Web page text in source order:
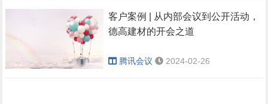
会议窗口和参会人列
表中实时可见。
安全便捷的会
业可以调用腾讯会议
API，实现在面试应
用中完成线上会议号
预定、面试通知等，
面试官和候选人按通
客户案例 | 从内部会议到公开活动，
德高建材的开会之道
腾讯会议 2024-02-26